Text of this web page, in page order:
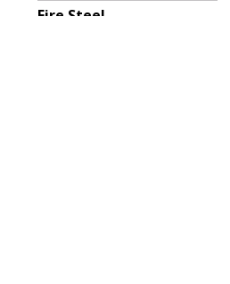
Fire Steel